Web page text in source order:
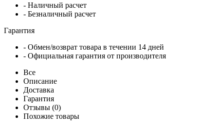
- Наличный расчет
- Безналичный расчет
Гарантия
- Обмен/возврат товара в течении 14 дней
- Официальная гарантия от производителя
Все
Описание
Доставка
Гарантия
Отзывы (0)
Похожие товары